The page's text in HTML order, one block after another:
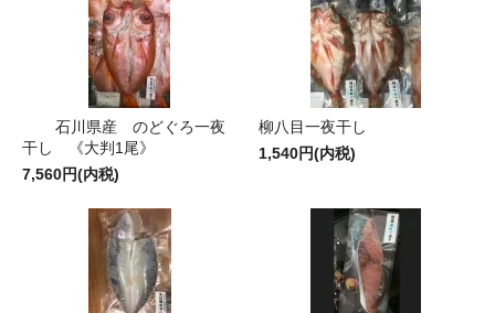
石川県産 のどぐろ一夜
干し 《大判1尾》
7,560円(内税)
柳八目一夜干し
1,540円(内税)